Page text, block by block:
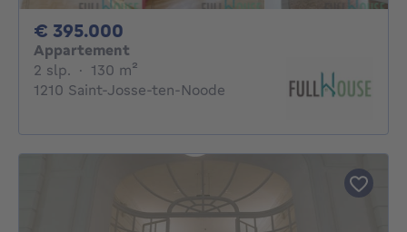
€ 395.000
Appartement
2 slp. 2 slaapkamers
· 130 m²
1210 Saint-Josse-ten-Noode